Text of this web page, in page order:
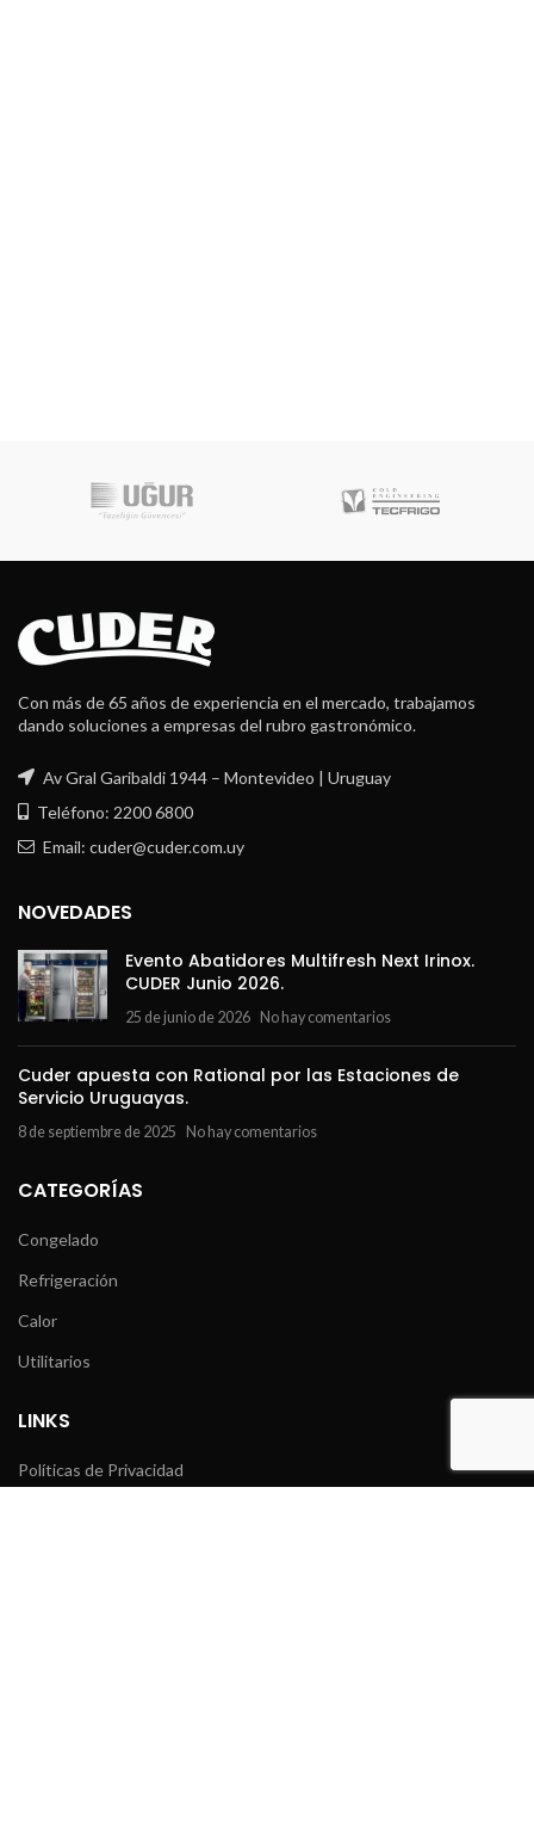
Con más de 65 años de experiencia en el mercado, trabajamos
dando soluciones a empresas del rubro gastronómico.
Av Gral Garibaldi 1944 – Montevideo | Uruguay
Teléfono: 2200 6800
Email: cuder@cuder.com.uy
NOVEDADES
Evento Abatidores Multifresh Next Irinox.
CUDER Junio 2026.
25 de junio de 2026 No hay comentarios
Cuder apuesta con Rational por las Estaciones de
Servicio Uruguayas.
8 de septiembre de 2025 No hay comentarios
CATEGORÍAS
Congelado
Refrigeración
Calor
Utilitarios
LINKS
Políticas de Privacidad